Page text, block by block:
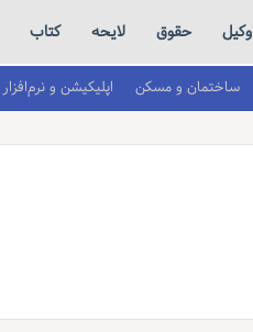
وکیل حقوق لایحه کتاب
ساختمان و مسکن اپلیکیشن و نرم‌افزار